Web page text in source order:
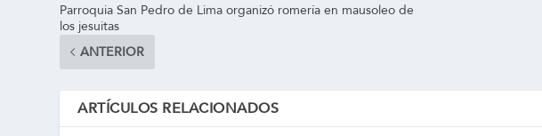
Parroquia San Pedro de Lima organizó romería en mausoleo de
los jesuitas
ANTERIOR
ARTÍCULOS RELACIONADOS